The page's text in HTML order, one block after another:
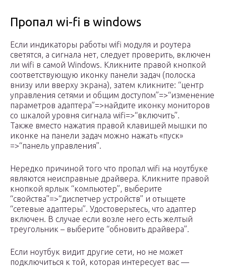
Пропал wi-fi в windows
Если индикаторы работы wifi модуля и роутера
светятся, а сигнала нет, следует проверить, включен
ли wifi в самой Windows. Кликните правой кнопкой
соответствующую иконку панели задач (полоска
внизу или вверху экрана), затем кликните: “центр
управления сетями и общим доступом”=>“изменение
параметров адаптера”=>найдите иконку мониторов
со шкалой уровня сигнала wifi=>“включить”.
Также вместо нажатия правой клавишей мышки по
иконке на панели задач можно нажать «пуск»
=>“панель управления”.
Нередко причиной того что пропал wifi на ноутбуке
являются неисправные драйвера. Кликните правой
кнопкой ярлык “компьютер”, выберите
“свойства”=>“диспетчер устройств” и отыщете
“сетевые адаптеры”. Удостоверьтесь, что адаптер
включен. В случае если возле него есть желтый
треугольник – выберите “обновить драйвера”.
Если ноутбук видит другие сети, но не может
подключиться к той, которая интересует вас —